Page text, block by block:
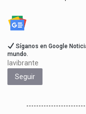
Síganos en Google
mundo.
lavibrante
Seguir
------------------------